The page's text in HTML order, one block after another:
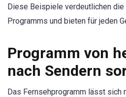
Diese Beispiele verdeutlichen
Programms und bieten für jeden
Programm von
nach Sendern
Das Fernsehprogramm lässt sich